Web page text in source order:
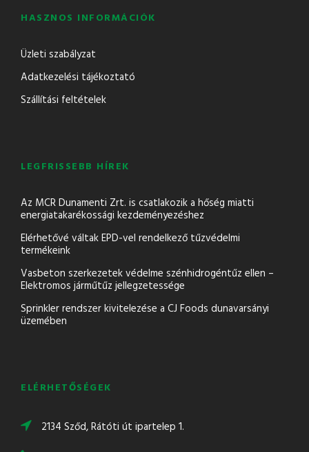
HASZNOS INFORMÁCIÓK
Üzleti szabályzat
Adatkezelési tájékoztató
Szállítási feltételek
LEGFRISSEBB HÍREK
Az MCR Dunamenti Zrt. is csatlakozik a hőség miatti
energiatakarékossági kezdeményezéshez
Elérhetővé váltak EPD-vel rendelkező tűzvédelmi
termékeink
Vasbeton szerkezetek védelme szénhidrogéntűz ellen –
Elektromos járműtűz jellegzetessége
Sprinkler rendszer kivitelezése a CJ Foods dunavarsányi
üzemében
ELÉRHETŐSÉGEK
2134 Sződ, Rátóti út ipartelep 1.